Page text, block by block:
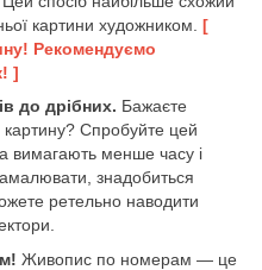
картини художником. [
Рекомендуємо
]
до дрібних. Бажаєте
Спробуйте цей
вимагають менше часу і
знадобиться
ретельно наводити
Живопис по номерам — це